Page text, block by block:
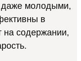
даже молодыми,
в
на содержании,